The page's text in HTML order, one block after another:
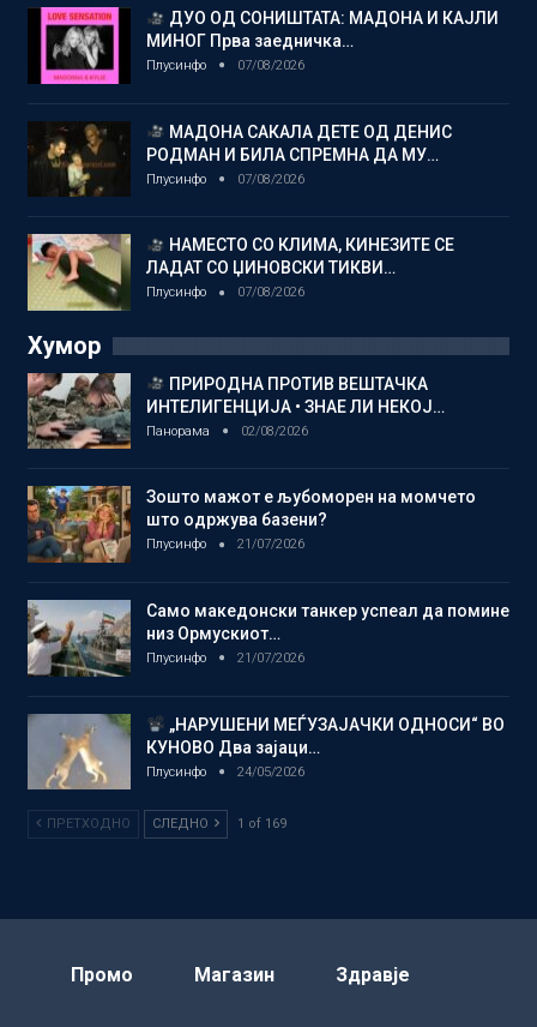
ДУО ОД СОНИШТАТА: МАДОНА И КАЈЛИ
МИНОГ Прва заедничка…
Плусинфо 07/08/2026
МАДОНА САКАЛА ДЕТЕ ОД ДЕНИС
РОДМАН И БИЛА СПРЕМНА ДА МУ…
Плусинфо 07/08/2026
НАМЕСТО СО КЛИМА, КИНЕЗИТЕ СЕ
ЛАДАТ СО ЏИНОВСКИ ТИКВИ…
Плусинфо 07/08/2026
Хумор
ПРИРОДНА ПРОТИВ ВЕШТАЧКА
ИНТЕЛИГЕНЦИЈА • ЗНАЕ ЛИ НЕКОЈ…
Панорама 02/08/2026
Зошто мажот е љубоморен на момчето
што одржува базени?
Плусинфо 21/07/2026
Само македонски танкер успеал да помине
низ Ормускиот…
Плусинфо 21/07/2026
„НАРУШЕНИ МЕЃУЗАЈАЧКИ ОДНОСИ“ ВО
КУНОВО Два зајаци…
Плусинфо 24/05/2026
ПРЕТХОДНО СЛЕДНО 1 of 169
Промо Магазин Здравје